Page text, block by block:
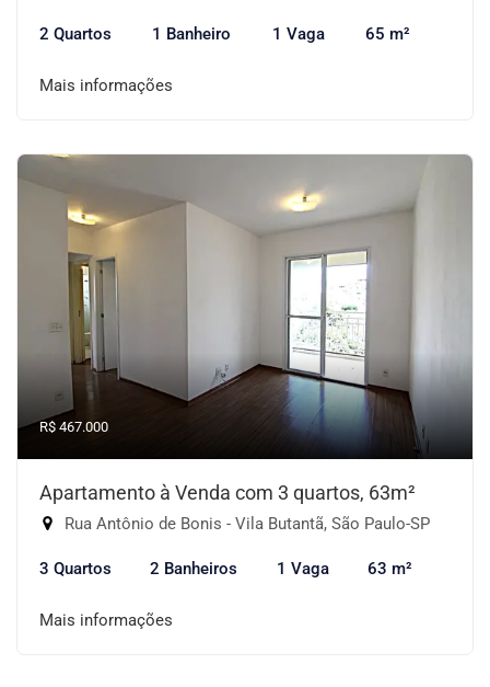
2 Quartos 1 Banheiro 1 Vaga 65 m²
Mais informações
R$ 467.000
Apartamento à Venda com 3 quartos, 63m²
Rua Antônio de Bonis - Vila Butantã, São Paulo-SP
3 Quartos 2 Banheiros 1 Vaga 63 m²
Mais informações